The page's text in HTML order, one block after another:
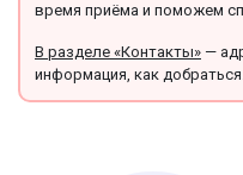
время приёма и поможем
В разделе «Контакты» —
информация, как